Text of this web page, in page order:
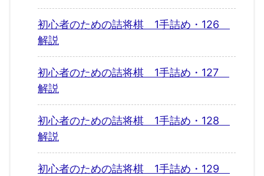
初心者のための詰将棋 1手詰め・126
解説
初心者のための詰将棋 1手詰め・127
解説
初心者のための詰将棋 1手詰め・128
解説
初心者のための詰将棋 1手詰め・129